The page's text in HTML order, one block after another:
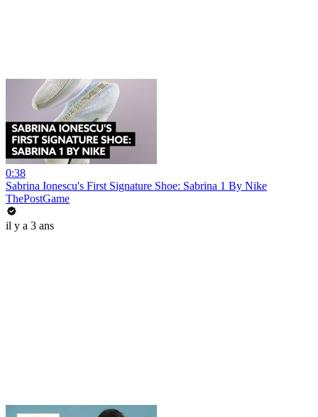
0:38
Sabrina Ionescu's First Signature Shoe: Sabrina 1 By Nike
ThePostGame
il y a 3 ans